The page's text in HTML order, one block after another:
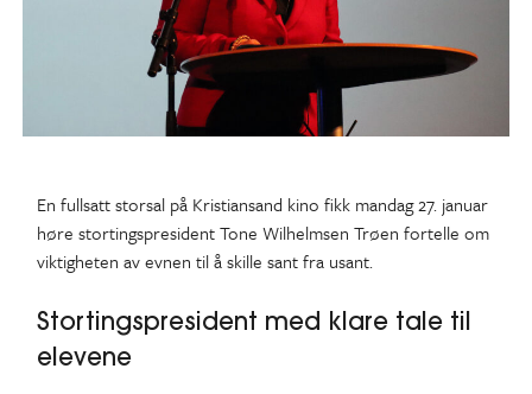
En fullsatt storsal på Kristiansand kino fikk mandag 27. januar
høre stortingspresident Tone Wilhelmsen Trøen fortelle om
viktigheten av evnen til å skille sant fra usant.
Stortingspresident med klare tale til
elevene